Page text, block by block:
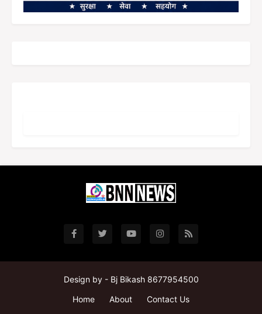
Design by - Bj Bikash 8677954500
Home
About Contact Us